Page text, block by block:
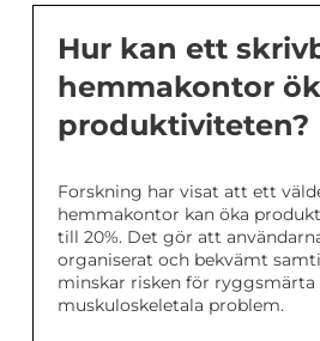
Hur kan ett
hemmakontor
produktiviteten?
Forskning har visat att ett
hemmakontor kan öka
till 20%. Det gör att
organiserat och bekvämt
minskar risken för ryggsmärta
muskuloskeletala problem.